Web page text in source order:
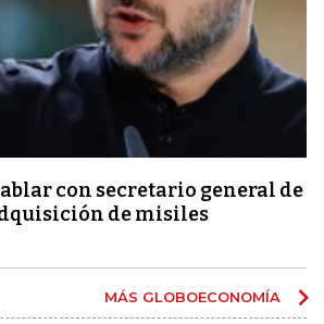
con secretario general de
de misiles
MÁS GLOBOECONOMÍA